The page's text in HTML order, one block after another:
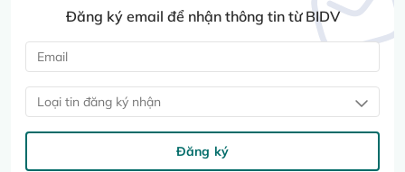
Đăng ký email để nhận thông tin từ BIDV
Loại tin đăng ký nhận
Đăng ký